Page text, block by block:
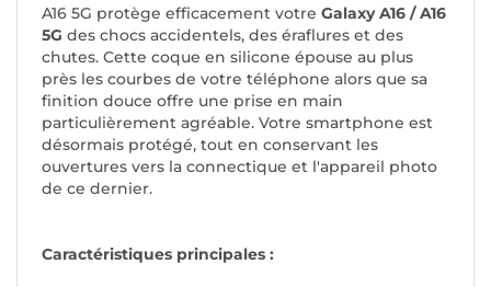
A16 5G protège efficacement votre Galaxy A16 / A16
5G des chocs accidentels, des éraflures et des
chutes. Cette coque en silicone épouse au plus
près les courbes de votre téléphone alors que sa
finition douce offre une prise en main
particulièrement agréable. Votre smartphone est
désormais protégé, tout en conservant les
ouvertures vers la connectique et l'appareil photo
de ce dernier.
Caractéristiques principales :